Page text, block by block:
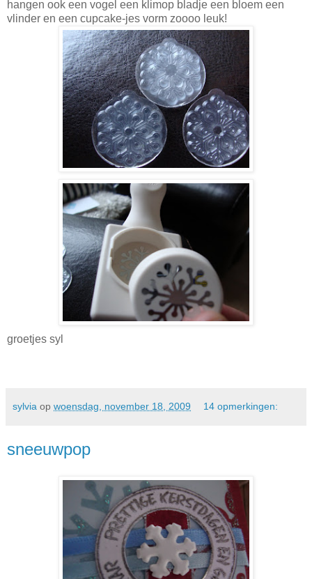
hangen ook een vogel een klimop bladje een bloem een
vlinder en een cupcake-jes vorm zoooo leuk!
groetjes syl
sylvia op woensdag, november 18, 2009 14 opmerkingen:
sneeuwpop